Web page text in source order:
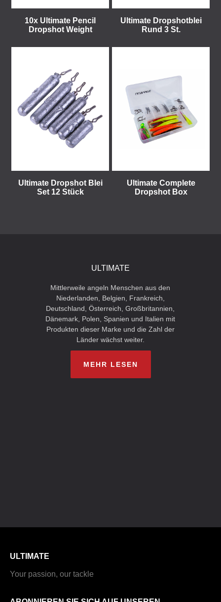
10x Ultimate Pencil
Dropshot Weight
Ultimate Dropshotblei
Rund 3 St.
Ultimate Dropshot Blei
Set 12 Stück
Ultimate Complete
Dropshot Box
ULTIMATE
Mittlerweile angeln Menschen aus den
Niederlanden, Belgien, Frankreich,
Deutschland, Österreich, Großbritannien,
Dänemark, Polen, Spanien und Italien mit
Produkten dieser Marke und die Zahl der
Länder wächst weiter.
MEHR LESEN
ULTIMATE
Your passion, our tackle